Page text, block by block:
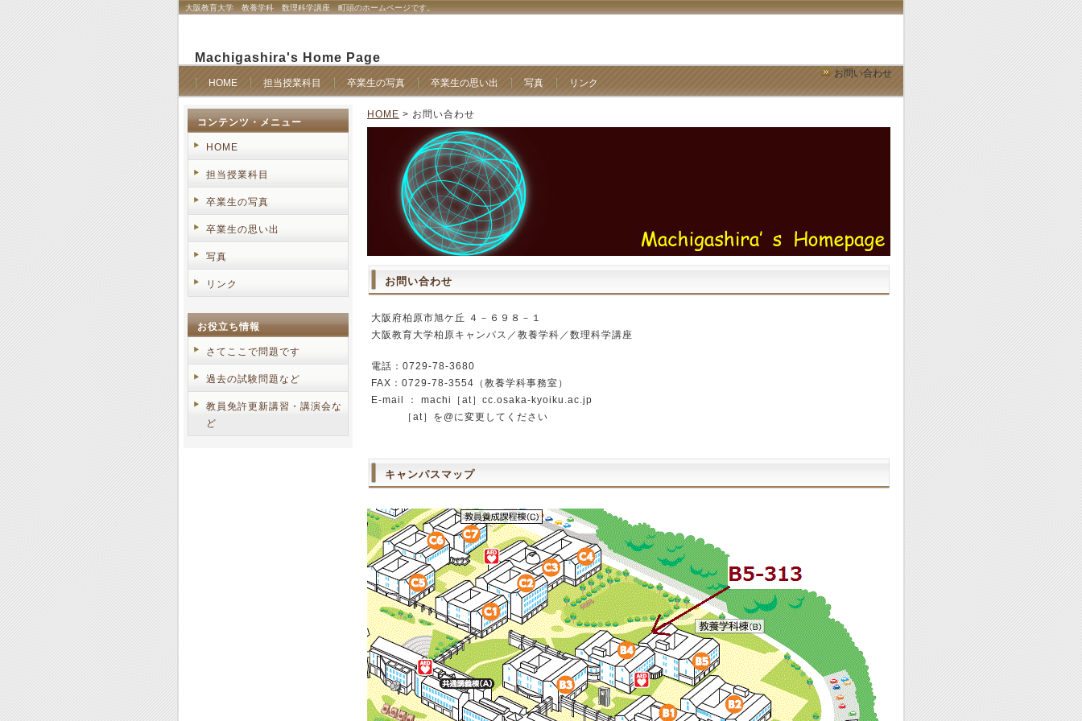
大阪教育大学 教養学科 数理科学講座 町頭のホームページです。
Machigashira's Home Page
お問い合わせ
HOME
担当授業科目 卒業生の写真 卒業生の思い出 写真 リンク
HOME > お問い合わせ
お問い合わせ
大阪府柏原市旭ケ丘 ４－６９８－１
大阪教育大学柏原キャンパス／教養学科／数理科学講座
電話：0729-78-3680
FAX：0729-78-3554（教養学科事務室）
E-mail ： machi［at］cc.osaka-kyoiku.ac.jp
［at］を@に変更してください
キャンパスマップ
コンテンツ・メニュー
HOME
担当授業科目
卒業生の写真
卒業生の思い出
写真
リンク
お役立ち情報
さてここで問題です
過去の試験問題など
教員免許更新講習・講演会な
ど